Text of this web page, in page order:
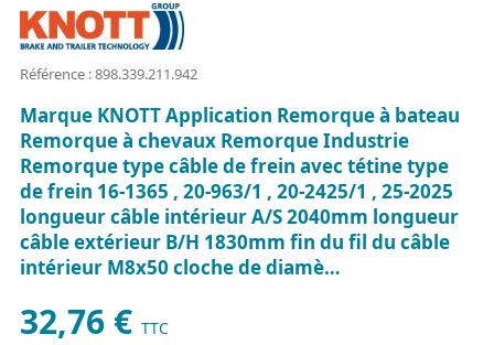
Référence : 898.339.211.942
Marque KNOTT Application Remorque à bateau
Remorque à chevaux Remorque Industrie
Remorque type câble de frein avec tétine type
de frein 16-1365 , 20-963/1 , 20-2425/1 , 25-2025
longueur câble intérieur A/S 2040mm longueur
câble extérieur B/H 1830mm fin du fil du câble
intérieur M8x50 cloche de diamè…
32,76 € TTC